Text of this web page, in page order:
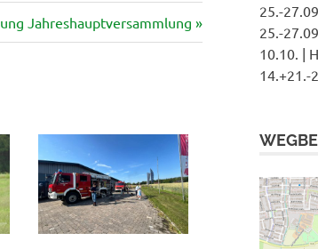
Jahreshauptversammlung
25.-
25.-
10.10. |
14.+21.-